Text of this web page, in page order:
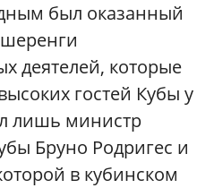
был оказанный
деятелей, которые
гостей Кубы у
лишь министр
Бруно Родригес и
в кубинском